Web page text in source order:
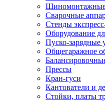
Шиномонтажные
Сварочные
Стенды
Оборудование
Пуско-зарядные
Общегаражное
Прессы
Кран-гуси
Кантователи и
Стойки, платы